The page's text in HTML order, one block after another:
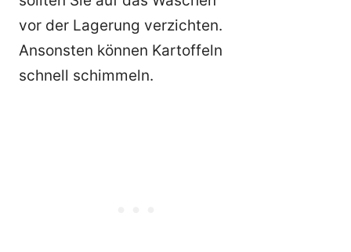
vor der Lagerung verzichten.
Ansonsten können Kartoffeln
schnell schimmeln.